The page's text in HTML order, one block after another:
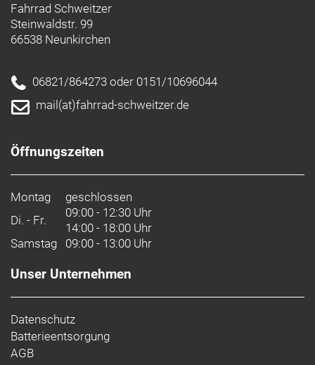
Fahrrad Schweitzer
Steinwaldstr. 99
66538 Neunkirchen
06821/864273 oder 0151/10696044
mail(at)fahrrad-schweitzer.de
Öffnungszeiten
Montag
geschlossen
Di. - Fr.
09:00 - 12:30 Uhr
14:00 - 18:00 Uhr
Samstag 09:00 - 13:00 Uhr
Unser Unternehmen
Datenschutz
Batterieentsorgung
AGB